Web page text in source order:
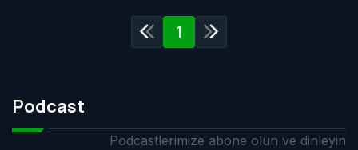
1
Podcast
Podcastlerimize abone olun ve dinleyin